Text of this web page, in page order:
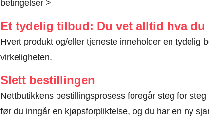
betingelser >
Et tydelig tilbud: Du vet alltid hva du
Hvert produkt og/eller tjeneste inneholder en tydelig
virkeligheten.
Slett bestillingen
Nettbutikkens bestillingsprosess foregår steg for
før du inngår en kjøpsforpliktelse, og du har en ny